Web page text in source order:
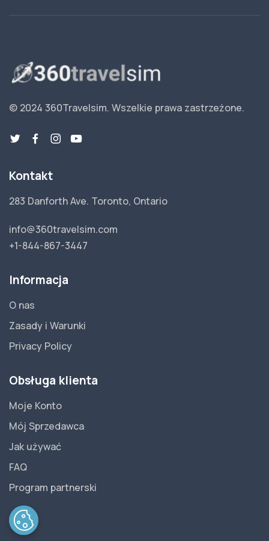
© 2024 360Travelsim. Wszelkie prawa zastrzeżone.
Kontakt
283 Danforth Ave. Toronto, Ontario
info@360travelsim.com
+1-844-867-3447
Informacja
O nas
Zasady i Warunki
Privacy Policy
Obsługa klienta
Moje Konto
Mój Sprzedawca
Jak używać
FAQ
Program partnerski